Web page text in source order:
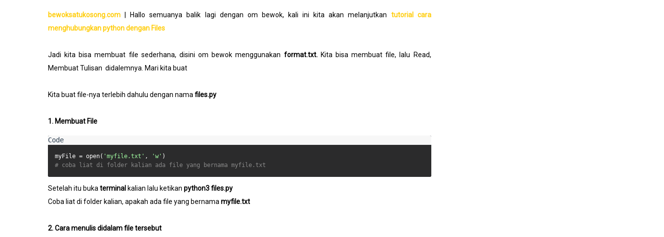
bewoksatukosong.com | Hallo semuanya balik lagi dengan om bewok, kali ini kita akan melanjutkan tutorial cara
menghubungkan python dengan Files
Jadi kita bisa membuat file sederhana, disini om bewok menggunakan format.txt.Kita bisa membuat file, lalu Read,
Membuat Tulisan didalemnya. Mari kita buat
Kita buat file-nya terlebih dahulu dengan nama files.py
1. Membuat File
myFile = open( 'myfile.txt' , 'w'
# coba liat di folder kalian ada file yang bernama myfile.txt
Setelah itu buka terminal kalian lalu ketikan python3 files.py
Coba liat di folder kalian, apakah ada file yang bernama myfile.txt
2. Cara menulis didalam file tersebut